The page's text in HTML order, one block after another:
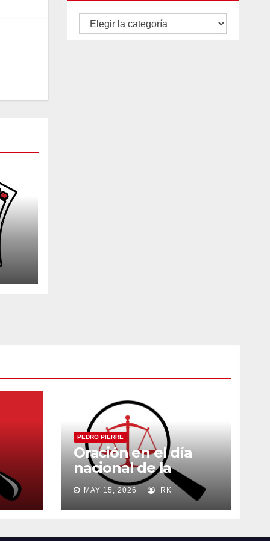
Autores
PEDRO PIERRE
Oración en el día
nacional de la
madre
MAY 15, 2026 RK